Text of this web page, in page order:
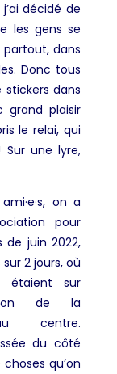
décidé de
les gens se
dans
Donc tous
stickers dans
plaisir
le relai, qui
Sur une lyre,
on a
pour
de juin 2022,
2 jours, où
étaient sur
de la
centre.
du côté
qu’on